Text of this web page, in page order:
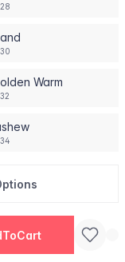
Warm